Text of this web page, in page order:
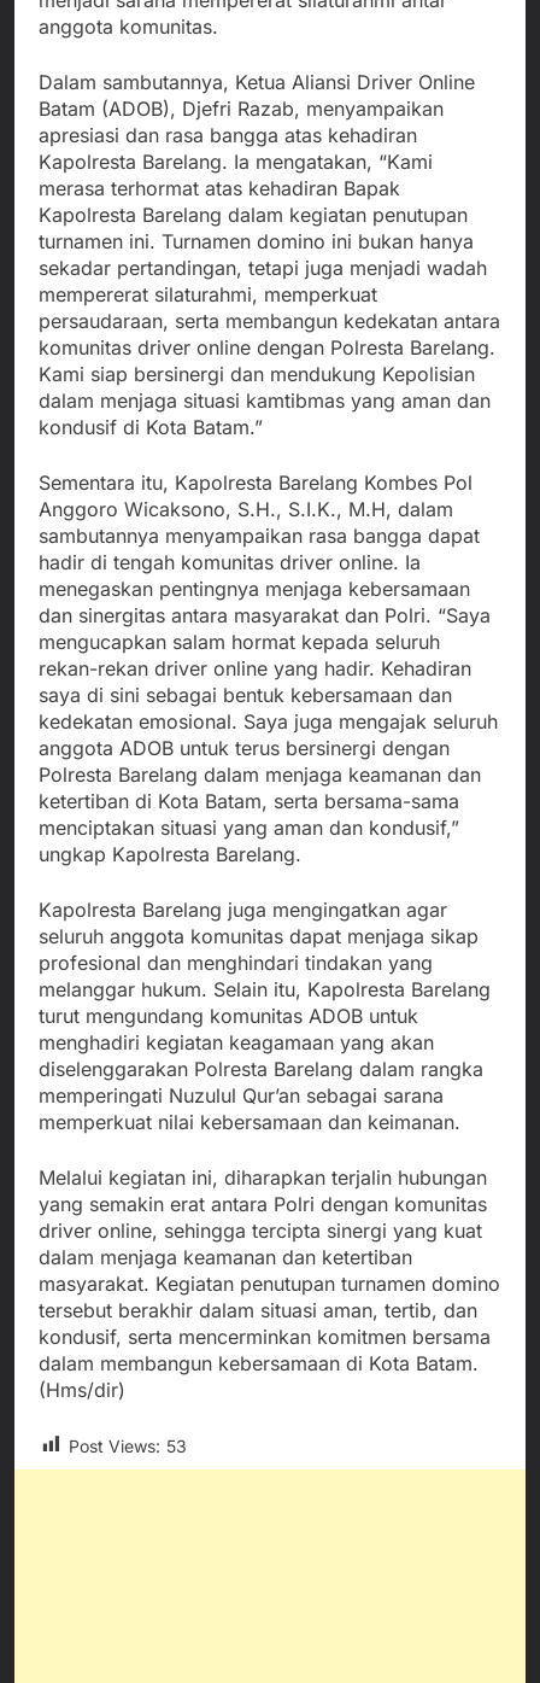
anggota komunitas.
Dalam sambutannya, Ketua Aliansi Driver Online
Batam (ADOB), Djefri Razab, menyampaikan
apresiasi dan rasa bangga atas kehadiran
Kapolresta Barelang. Ia mengatakan, “Kami
merasa terhormat atas kehadiran Bapak
Kapolresta Barelang dalam kegiatan penutupan
turnamen ini. Turnamen domino ini bukan hanya
sekadar pertandingan, tetapi juga menjadi wadah
mempererat silaturahmi, memperkuat
persaudaraan, serta membangun kedekatan antara
komunitas driver online dengan Polresta Barelang.
Kami siap bersinergi dan mendukung Kepolisian
dalam menjaga situasi kamtibmas yang aman dan
kondusif di Kota Batam.”
Sementara itu, Kapolresta Barelang Kombes Pol
Anggoro Wicaksono, S.H., S.I.K., M.H, dalam
sambutannya menyampaikan rasa bangga dapat
hadir di tengah komunitas driver online. Ia
menegaskan pentingnya menjaga kebersamaan
dan sinergitas antara masyarakat dan Polri. “Saya
mengucapkan salam hormat kepada seluruh
rekan-rekan driver online yang hadir. Kehadiran
saya di sini sebagai bentuk kebersamaan dan
kedekatan emosional. Saya juga mengajak seluruh
anggota ADOB untuk terus bersinergi dengan
Polresta Barelang dalam menjaga keamanan dan
ketertiban di Kota Batam, serta bersama-sama
menciptakan situasi yang aman dan kondusif,”
ungkap Kapolresta Barelang.
Kapolresta Barelang juga mengingatkan agar
seluruh anggota komunitas dapat menjaga sikap
profesional dan menghindari tindakan yang
melanggar hukum. Selain itu, Kapolresta Barelang
turut mengundang komunitas ADOB untuk
menghadiri kegiatan keagamaan yang akan
diselenggarakan Polresta Barelang dalam rangka
memperingati Nuzulul Qur’an sebagai sarana
memperkuat nilai kebersamaan dan keimanan.
Melalui kegiatan ini, diharapkan terjalin hubungan
yang semakin erat antara Polri dengan komunitas
driver online, sehingga tercipta sinergi yang kuat
dalam menjaga keamanan dan ketertiban
masyarakat. Kegiatan penutupan turnamen domino
tersebut berakhir dalam situasi aman, tertib, dan
kondusif, serta mencerminkan komitmen bersama
dalam membangun kebersamaan di Kota Batam.
(Hms/dir)
Post Views: 53